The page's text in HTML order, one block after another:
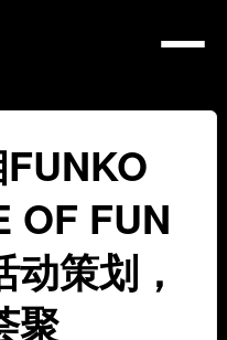
OF FUN
策划，
聚